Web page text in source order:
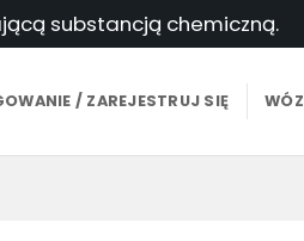
substancją chemiczną.
/ ZAREJESTRUJ SIĘ